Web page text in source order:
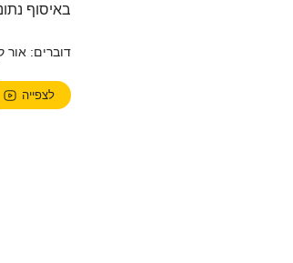
באיסוף
דוברים: אור
לצפייה